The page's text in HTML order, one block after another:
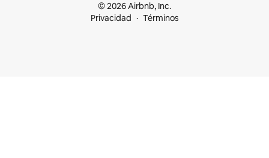
© 2026 Airbnb, Inc.
Privacidad
Términos